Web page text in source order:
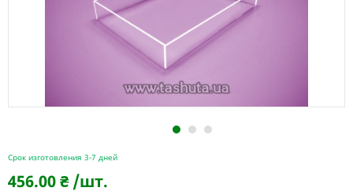
1 2 3
Срок изготовления 3-7 дней
456.00₴ /шт.